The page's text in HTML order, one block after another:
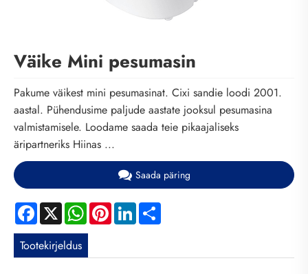
Väike Mini pesumasin
Pakume väikest mini pesumasinat. Cixi sandie loodi 2001.
aastal. Pühendusime paljude aastate jooksul pesumasina
valmistamisele. Loodame saada teie pikaajaliseks
äripartneriks Hiinas ...
Saada päring
Facebook
X WhatsApp
PinterestLinkedIn
Tootekirjeldus